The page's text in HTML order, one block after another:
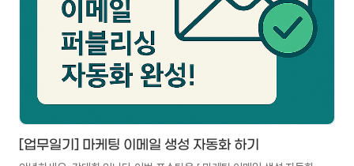
[업무일기] 마케팅 이메일 생성 자동화 하기